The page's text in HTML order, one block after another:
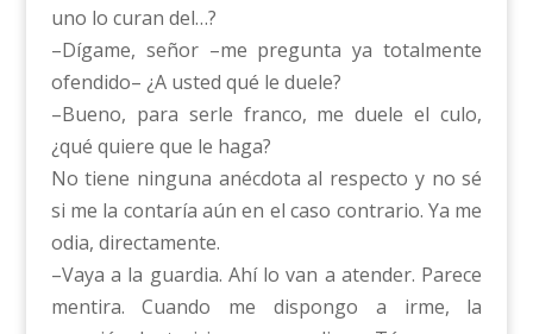
uno lo curan del…?
–Dígame, señor –me pregunta ya totalmente
ofendido– ¿A usted qué le duele?
–Bueno, para serle franco, me duele el culo,
¿qué quiere que le haga?
No tiene ninguna anécdota al respecto y no sé
si me la contaría aún en el caso contrario. Ya me
odia, directamente.
–Vaya a la guardia. Ahí lo van a atender. Parece
mentira. Cuando me dispongo a irme, la